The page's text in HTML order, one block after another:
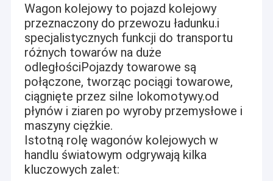
Wagon kolejowy to pojazd kolejowy
przeznaczony do przewozu ładunku.i
specjalistycznych funkcji do transportu
różnych towarów na duże
odległościPojazdy towarowe są
połączone, tworząc pociągi towarowe,
ciągnięte przez silne lokomotywy.od
płynów i ziaren po wyroby przemysłowe i
maszyny ciężkie.
Istotną rolę wagonów kolejowych w
handlu światowym odgrywają kilka
kluczowych zalet: